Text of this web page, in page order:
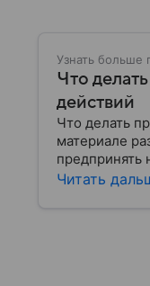
Узнать больше
Что
действий
Что делать
материале
предпринять
Читать